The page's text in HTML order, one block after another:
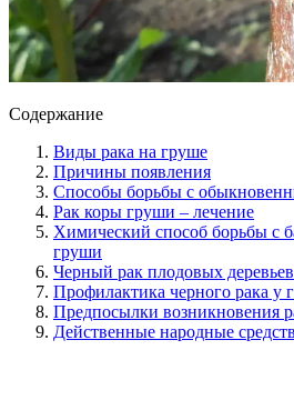
Содержание
Виды рака на груше
Причины появления
Способы борьбы с
Рак коры груши – лечение
Химический способ борьбы с
груши
Черный рак плодовых
Профилактика черного рака у
Предпосылки возникновения
Действенные народные